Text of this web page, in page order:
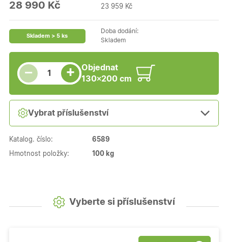
28 990 Kč 23 959 Kč
Skladem > 5 ks
Doba dodání:
Skladem
−
Snížit množství
Počet kusů +
Zvýšit množství
Objednat
130×200 cm
Vybrat příslušenství
Katalog. číslo: 6589
Hmotnost položky: 100 kg
Vyberte si příslušenství